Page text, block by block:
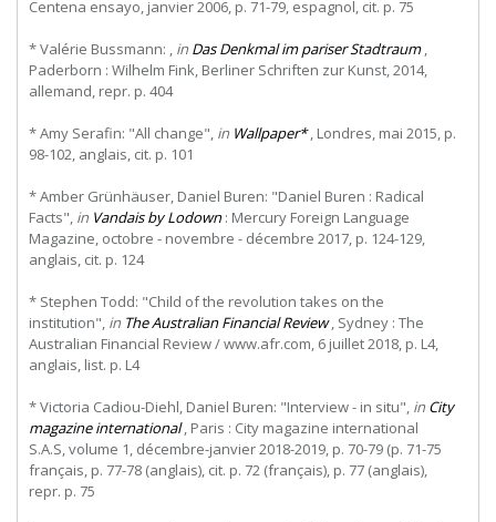
Centena ensayo, janvier 2006, p. 71-79, espagnol, cit. p. 75
* Valérie Bussmann: , in Das Denkmal im pariser Stadtraum,
Paderborn : Wilhelm Fink, Berliner Schriften zur Kunst, 2014,
allemand, repr. p. 404
* Amy Serafin: "All change", in Wallpaper*, Londres, mai 2015, p.
98-102, anglais, cit. p. 101
* Amber Grünhäuser, Daniel Buren: "Daniel Buren : Radical
Facts", in Vandais by Lodown: Mercury Foreign Language
Magazine, octobre - novembre - décembre 2017, p. 124-129,
anglais, cit. p. 124
* Stephen Todd: "Child of the revolution takes on the
institution", in The Australian Financial Review, Sydney : The
Australian Financial Review / www.afr.com, 6 juillet 2018, p. L4,
anglais, list. p. L4
* Victoria Cadiou-Diehl, Daniel Buren: "Interview - in situ", in City
magazine international, Paris : City magazine international
S.A.S, volume 1, décembre-janvier 2018-2019, p. 70-79 (p. 71-75
français, p. 77-78 (anglais), cit. p. 72 (français), p. 77 (anglais),
repr. p. 75